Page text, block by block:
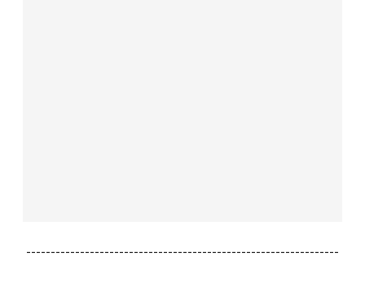
----------------------------------------------------------------